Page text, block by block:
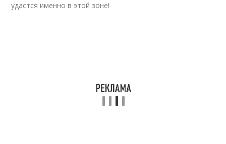
удастся именно в этой зоне!